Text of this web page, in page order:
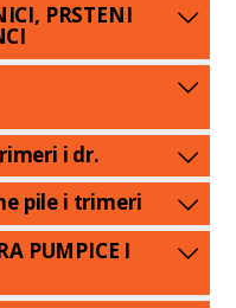
PRSTENI
i dr.
pile i trimeri
PUMPICE I